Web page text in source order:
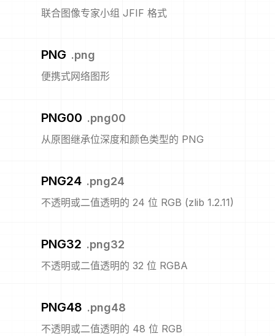
联合图像专家小组 JFIF 格式
PNG .png
便携式网络图形
PNG00 .png00
从原图继承位深度和颜色类型的 PNG
PNG24 .png24
不透明或二值透明的 24 位 RGB (zlib 1.2.11)
PNG32 .png32
不透明或二值透明的 32 位 RGBA
PNG48 .png48
不透明或二值透明的 48 位 RGB